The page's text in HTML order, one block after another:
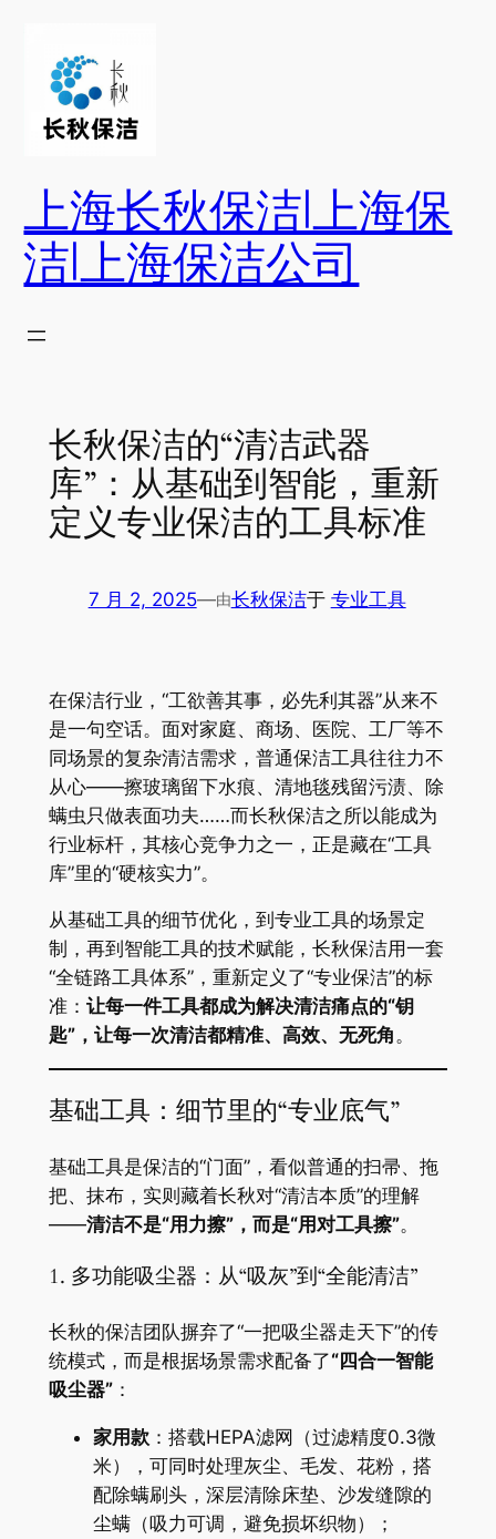
上海长秋保洁|上海保
洁|上海保洁公司
长秋保洁的“清洁武器
库”：从基础到智能，重新
定义专业保洁的工具标准
7 月 2, 2025—由长秋保洁于 专业工具
在保洁行业，“工欲善其事，必先利其器”从来不
是一句空话。面对家庭、商场、医院、工厂等不
同场景的复杂清洁需求，普通保洁工具往往力不
从心——擦玻璃留下水痕、清地毯残留污渍、除
螨虫只做表面功夫……而长秋保洁之所以能成为
行业标杆，其核心竞争力之一，正是藏在“工具
库”里的“硬核实力”。
从基础工具的细节优化，到专业工具的场景定
制，再到智能工具的技术赋能，长秋保洁用一套
“全链路工具体系”，重新定义了“专业保洁”的标
准：​ ​让每一件工具都成为解决清洁痛点的“钥
匙”，让每一次清洁都精准、高效、无死角​​。
基础工具：细节里的“专业底气”
基础工具是保洁的“门面”，看似普通的扫帚、拖
把、抹布，实则藏着长秋对“清洁本质”的理解
——​​清洁不是“用力擦”，而是“用对工具擦”​​。
1. 多功能吸尘器：从“吸灰”到“全能清洁”
长秋的保洁团队摒弃了“一把吸尘器走天下”的传
统模式，而是根据场景需求配备了​​“四合一智能
吸尘器”​​：
​家用款​​：搭载HEPA滤网（过滤精度0.3微
米），可同时处理灰尘、毛发、花粉，搭
配除螨刷头，深层清除床垫、沙发缝隙的
尘螨（吸力可调，避免损坏织物）；